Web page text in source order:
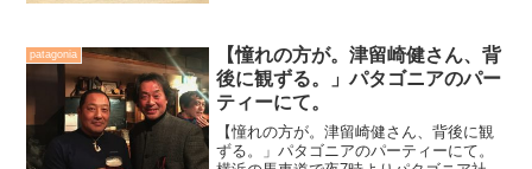
ではなく、ゆっくりと味わって飲むもの
だ、と柔道仲間か...
patagonia
【憧れの方が。津留崎健さん、背
後に観ずる。」パタゴニアのパー
ティーにて。
【憧れの方が。津留崎健さん、背後に観
ずる。」パタゴニアのパーティーにて。